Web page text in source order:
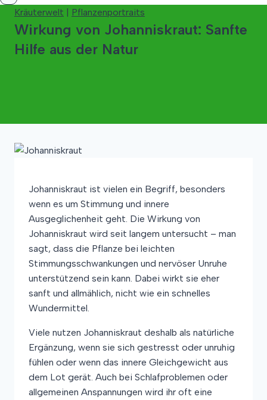
Kräuterwelt | Pflanzenportraits
Wirkung von Johanniskraut: Sanfte
Hilfe aus der Natur
Johanniskraut ist vielen ein Begriff, besonders
wenn es um Stimmung und innere
Ausgeglichenheit geht. Die Wirkung von
Johanniskraut wird seit langem untersucht – man
sagt, dass die Pflanze bei leichten
Stimmungsschwankungen und nervöser Unruhe
unterstützend sein kann. Dabei wirkt sie eher
sanft und allmählich, nicht wie ein schnelles
Wundermittel.
Viele nutzen Johanniskraut deshalb als natürliche
Ergänzung, wenn sie sich gestresst oder unruhig
fühlen oder wenn das innere Gleichgewicht aus
dem Lot gerät. Auch bei Schlafproblemen oder
allgemeinen Anspannungen wird ihr oft eine